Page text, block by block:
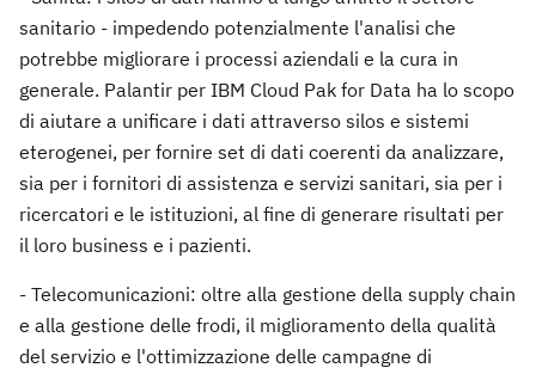
sanitario - impedendo potenzialmente l'analisi che
potrebbe migliorare i processi aziendali e la cura in
generale. Palantir per IBM Cloud Pak for Data ha lo scopo
di aiutare a unificare i dati attraverso silos e sistemi
eterogenei, per fornire set di dati coerenti da analizzare,
sia per i fornitori di assistenza e servizi sanitari, sia per i
ricercatori e le istituzioni, al fine di generare risultati per
il loro business e i pazienti.
- Telecomunicazioni: oltre alla gestione della supply chain
e alla gestione delle frodi, il miglioramento della qualità
del servizio e l'ottimizzazione delle campagne di